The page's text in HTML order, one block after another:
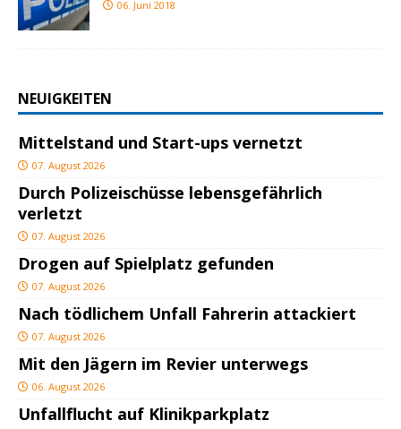
06. Juni 2018
NEUIGKEITEN
Mittelstand und Start-ups vernetzt
07. August 2026
Durch Polizeischüsse lebensgefährlich
verletzt
07. August 2026
Drogen auf Spielplatz gefunden
07. August 2026
Nach tödlichem Unfall Fahrerin attackiert
07. August 2026
Mit den Jägern im Revier unterwegs
06. August 2026
Unfallflucht auf Klinikparkplatz